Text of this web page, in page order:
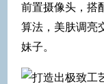
前置摄像头，搭
算法，美肤调亮
妹子。